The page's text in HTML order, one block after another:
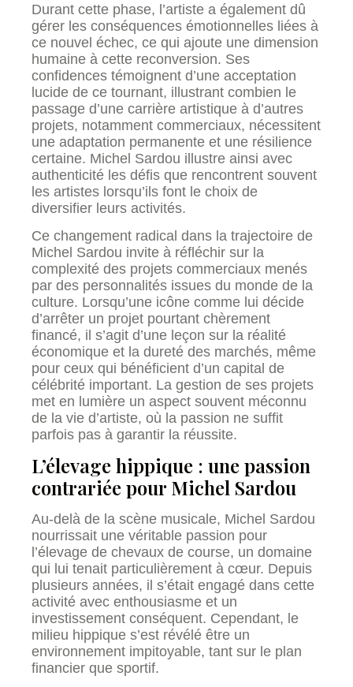
Durant cette phase, l’artiste a également dû
gérer les conséquences émotionnelles liées à
ce nouvel échec, ce qui ajoute une dimension
humaine à cette reconversion. Ses
confidences témoignent d’une acceptation
lucide de ce tournant, illustrant combien le
passage d’une carrière artistique à d’autres
projets, notamment commerciaux, nécessitent
une adaptation permanente et une résilience
certaine. Michel Sardou illustre ainsi avec
authenticité les défis que rencontrent souvent
les artistes lorsqu’ils font le choix de
diversifier leurs activités.
Ce changement radical dans la trajectoire de
Michel Sardou invite à réfléchir sur la
complexité des projets commerciaux menés
par des personnalités issues du monde de la
culture. Lorsqu’une icône comme lui décide
d’arrêter un projet pourtant chèrement
financé, il s’agit d’une leçon sur la réalité
économique et la dureté des marchés, même
pour ceux qui bénéficient d’un capital de
célébrité important. La gestion de ses projets
met en lumière un aspect souvent méconnu
de la vie d’artiste, où la passion ne suffit
parfois pas à garantir la réussite.
L’élevage hippique : une passion
contrariée pour Michel Sardou
Au-delà de la scène musicale, Michel Sardou
nourrissait une véritable passion pour
l’élevage de chevaux de course, un domaine
qui lui tenait particulièrement à cœur. Depuis
plusieurs années, il s’était engagé dans cette
activité avec enthousiasme et un
investissement conséquent. Cependant, le
milieu hippique s’est révélé être un
environnement impitoyable, tant sur le plan
financier que sportif.